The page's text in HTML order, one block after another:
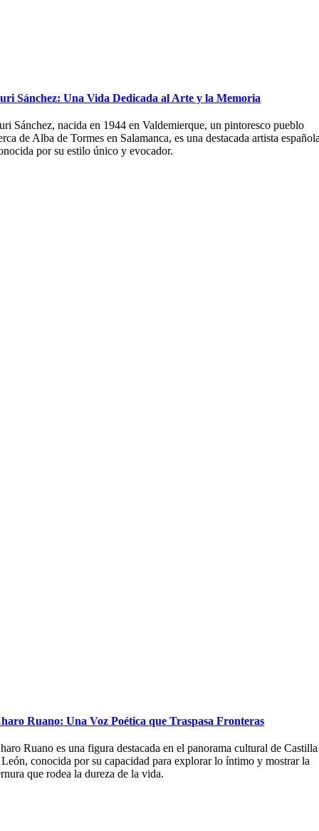
Sánchez: Una Vida Dedicada al Arte y la Memoria
Sánchez, nacida en 1944 en Valdemierque, un pintoresco pueblo
de Alba de Tormes en Salamanca, es una destacada artista
por su estilo único y evocador.
Ruano: Una Voz Poética que Traspasa Fronteras
Ruano es una figura destacada en el panorama cultural de Castilla
conocida por su capacidad para explorar lo íntimo y mostrar la
que rodea la dureza de la vida.